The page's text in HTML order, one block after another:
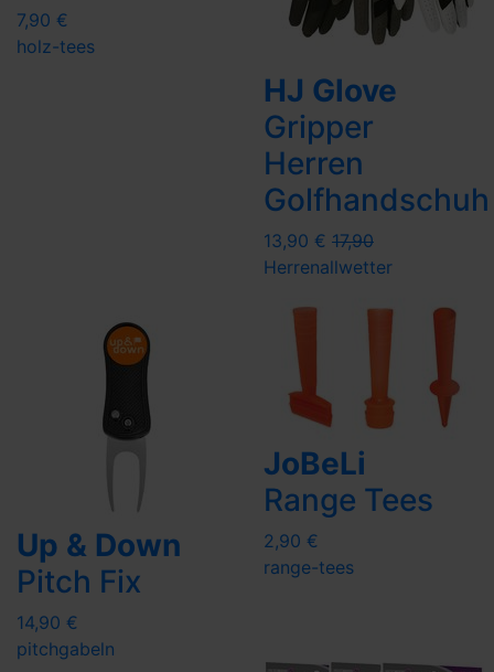
7,90 €
holz-tees
HJ Glove
Gripper
Herren
Golfhandschuh
13,90 € 17,90
Herrenallwetter
Up & Down
Pitch Fix
14,90 €
pitchgabeln
JoBeLi
Range Tees
2,90 €
range-tees